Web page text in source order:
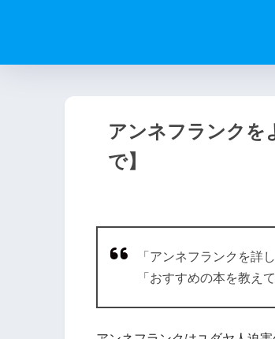
アンネフランクを
で】
「アンネフランクを詳
「おすすめの本を教え